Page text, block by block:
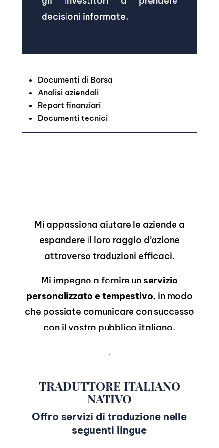
decisioni informate.
Documenti di Borsa
Analisi aziendali
Report finanziari
Documenti tecnici
Mi appassiona aiutare le aziende a
espandere il loro raggio d’azione
attraverso traduzioni efficaci.
Mi impegno a fornire un servizio
personalizzato e tempestivo, in modo
che possiate comunicare con successo
con il vostro pubblico italiano.
.
TRADUTTORE ITALIANO
NATIVO
Offro servizi di traduzione nelle
seguenti lingue